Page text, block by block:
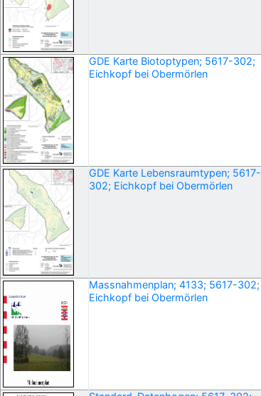
GDE Karte Biotoptypen; 5617-302;
Eichkopf bei Obermörlen
GDE Karte Lebensraumtypen; 5617-
302; Eichkopf bei Obermörlen
Massnahmenplan; 4133; 5617-302;
Eichkopf bei Obermörlen